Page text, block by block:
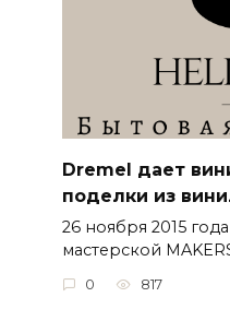
Dremel дает
поделки из
26 ноября 2015
мастерской
0 817